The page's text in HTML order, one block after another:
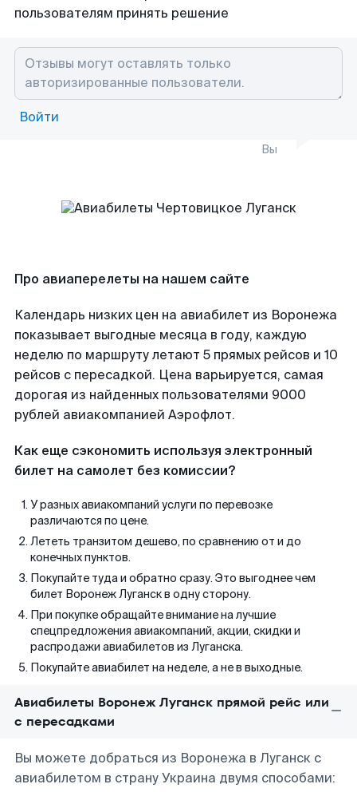
пользователям принять решение
Войти
Вы
Про авиаперелеты на нашем сайте
Календарь низких цен на авиабилет из Воронежа
показывает выгодные месяца в году, каждую
неделю по маршруту летают 5 прямых рейсов и 10
рейсов с пересадкой. Цена варьируется, самая
дорогая из найденных пользователями 9000
рублей авиакомпанией Аэрофлот.
Как еще сэкономить используя электронный
билет на самолет без комиссии?
У разных авиакомпаний услуги по перевозке
различаются по цене.
Лететь транзитом дешево, по сравнению от и до
конечных пунктов.
Покупайте туда и обратно сразу. Это выгоднее чем
билет Воронеж Луганск в одну сторону.
При покупке обращайте внимание на лучшие
спецпредложения авиакомпаний, акции, скидки и
распродажи авиабилетов из Луганска.
Покупайте авиабилет на неделе, а не в выходные.
Авиабилеты Воронеж Луганск прямой рейс или
с пересадками
Вы можете добраться из Воронежа в Луганск с
авиабилетом в страну Украина двумя способами: